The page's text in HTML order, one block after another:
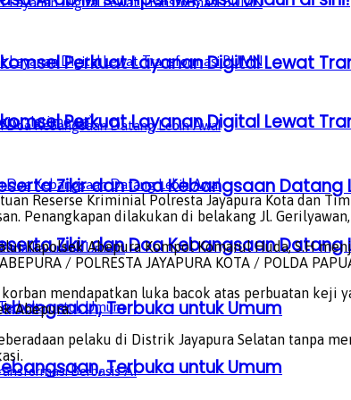
Perkuat Layanan Digital Lewat
Zikir dan Doa Kebangsaan Datang
Terbuka untuk Umum
Perkuat Layanan Digital Lewat
Zikir dan Doa Kebangsaan Datang
Terbuka untuk Umum
: Istimewa)
Reserse Kriminial Polresta Jayapura Kota dan
Penangkapan dilakukan di belakang Jl.
Kapolsek Abepura Kompol Komarul Huda, S.H
/ POLRESTA JAYAPURA KOTA / POLDA
mendapatkan luka bacok atas perbuatan
Abepura.
pelaku di Distrik Jayapura Selatan tanpa